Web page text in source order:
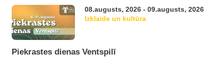
08.augusts, 2026 - 09.augusts, 2026
Izklaide un kultūra
Piekrastes dienas Ventspilī